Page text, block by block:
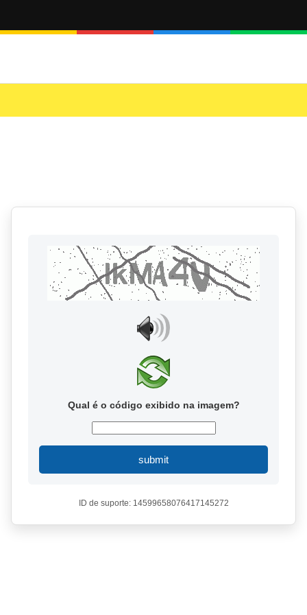
Qual é o código exibido na imagem?
submit
ID de suporte: 14599658076417145272